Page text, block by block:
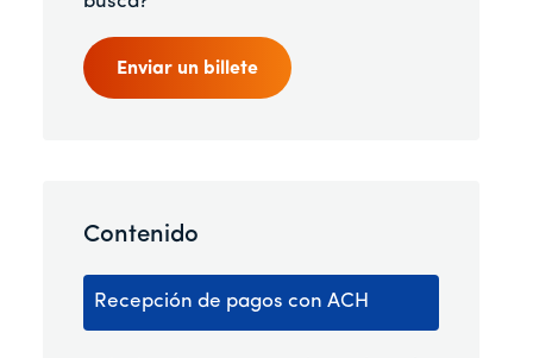
Enviar un billete
Contenido
Recepción de pagos con ACH